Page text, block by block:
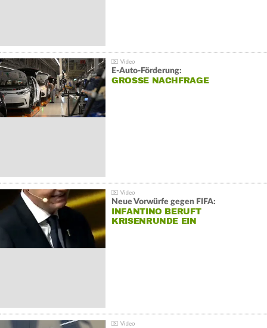
E-Auto-Förderung:
GROSSE NACHFRAGE
Neue Vorwürfe gegen FIFA:
INFANTINO BERUFT
KRISENRUNDE EIN